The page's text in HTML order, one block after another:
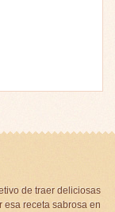
de traer deliciosas
esa receta sabrosa en